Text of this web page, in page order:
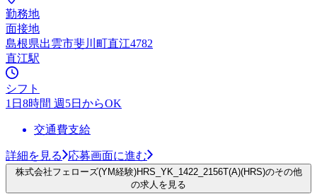
勤務地
面接地
島根県出雲市斐川町直江4782
直江駅
シフト
1日8時間 週5日からOK
交通費支給
詳細を見る 応募画面に進む
株式会社フェローズ(YM経験)HRS_YK_1422_2156T(A)(HRS)のその他
の求人を見る